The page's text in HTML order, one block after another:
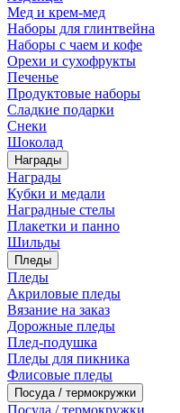
Мед и крем-мед
Наборы для глинтвейна
Наборы с чаем и кофе
Орехи и сухофрукты
Печенье
Продуктовые наборы
Сладкие подарки
Снеки
Шоколад
Награды
Награды
Кубки и медали
Наградные стелы
Плакетки и панно
Шильды
Пледы
Пледы
Акриловые пледы
Вязание на заказ
Дорожные пледы
Плед-подушка
Пледы для пикника
Флисовые пледы
Посуда / термокружки
Посуда / термокружки